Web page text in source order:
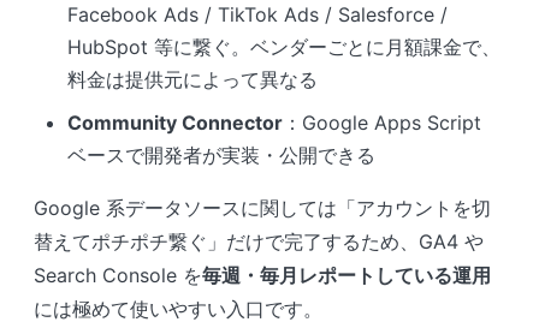
Facebook Ads / TikTok Ads / Salesforce /
HubSpot 等に繋ぐ。ベンダーごとに月額課金で、
料金は提供元によって異なる
Community Connector ：Google Apps Script
ベースで開発者が実装・公開できる
Google 系データソースに関しては「アカウントを切
替えてポチポチ繋ぐ」だけで完了するため、GA4 や
Search Console を毎週・毎月レポートしている運用
には極めて使いやすい入口です。